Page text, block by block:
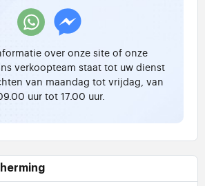
over onze site of onze
verkoopteam staat tot uw dienst
van maandag tot vrijdag, van
uur tot 17.00 uur.